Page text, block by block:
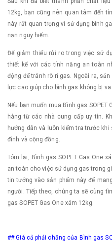
12kg, bạn cũng nên quan tâm đến
này rất quan trọng vì sử dụng bình
nạn nguy hiểm.
Để giảm thiểu rủi ro trong việc sử
thiết kế với các tính năng an toàn
động để tránh rò rỉ gas. Ngoài ra,
lực cao giúp cho bình gas không bị
Nếu bạn muốn mua Bình gas
hàng từ các nhà cung cấp uy tín.
hướng dẫn và luôn kiểm tra trước
đình và cộng đồng.
Tóm lại, Bình gas SOPET Gas One
an toàn cho việc sử dụng gas trong
tin tưởng vào sản phẩm này để
người. Tiếp theo, chúng ta sẽ cùng
gas SOPET Gas One xám 12kg.
## Giá cả phải chăng của Bình gas